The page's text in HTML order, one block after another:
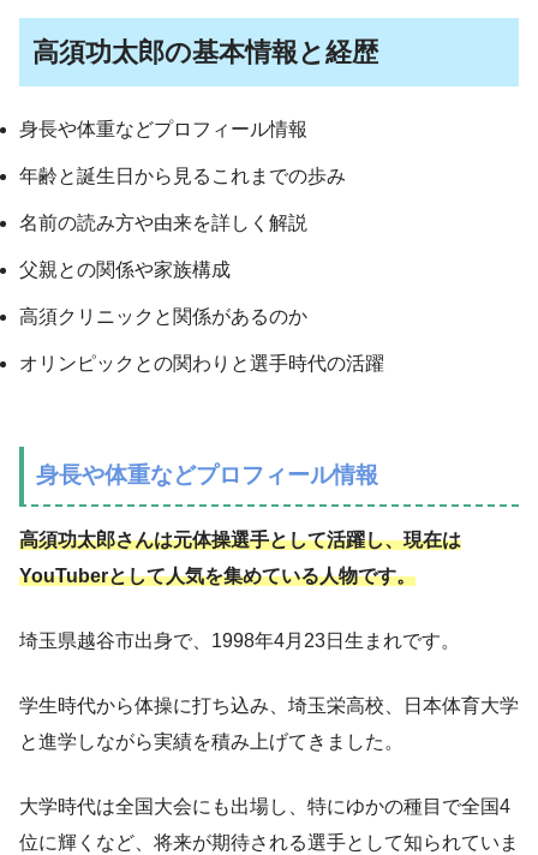
高須功太郎の基本情報と経歴
身長や体重などプロフィール情報
年齢と誕生日から見るこれまでの歩み
名前の読み方や由来を詳しく解説
父親との関係や家族構成
高須クリニックと関係があるのか
オリンピックとの関わりと選手時代の活躍
身長や体重などプロフィール情報
高須功太郎さんは元体操選手として活躍し、現在は
YouTuberとして人気を集めている人物です。
埼玉県越谷市出身で、1998年4月23日生まれです。
学生時代から体操に打ち込み、埼玉栄高校、日本体育大学
と進学しながら実績を積み上げてきました。
大学時代は全国大会にも出場し、特にゆかの種目で全国4
位に輝くなど、将来が期待される選手として知られていま